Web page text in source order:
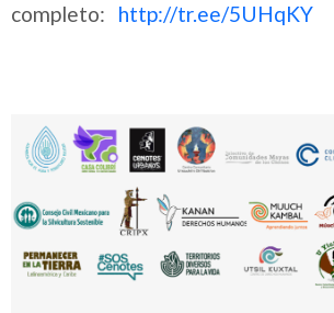
completo: http://tr.ee/5UHqKY